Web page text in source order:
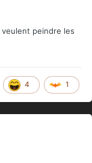
peindre les
4 1